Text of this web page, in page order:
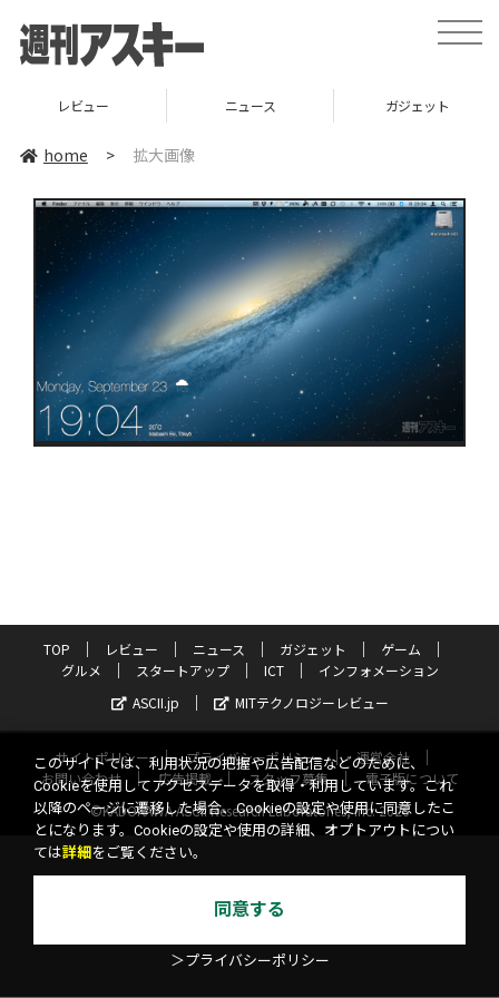
toggle
レビュー ニュース ガジェット
home > 拡大画像
TOP レビュー ニュース ガジェット
ゲーム
グルメ
スタートアップ ICT
インフォメーション
ASCII.jp
MITテクノロジーレビュー
サイトポリシー プライバシーポリシー
運営会社
お問い合わせ
広告掲載 スタッフ募集
電子版について
©KADOKAWA ASCII Research Laboratories, Inc. 2026
このサイトでは、利用状況の把握や広告配信などのために、
Cookieを使用してアクセスデータを取得・利用しています。これ
以降のページに遷移した場合、Cookieの設定や使用に同意したこ
とになります。Cookieの設定や使用の詳細、オプトアウトについ
ては詳細 をご覧ください。
同意する
＞プライバシーポリシー